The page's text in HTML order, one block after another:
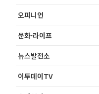
오피니언
문화·라이프
뉴스발전소
이투데이TV